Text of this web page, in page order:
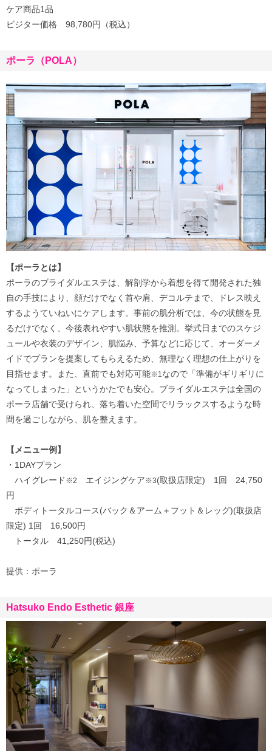
ケア商品1品
ビジター価格 98,780円（税込）
ポーラ（POLA）
【ポーラとは】
ポーラのブライダルエステは、解剖学から着想を得て開発された独
自の手技により、顔だけでなく首や肩、デコルテまで、ドレス映え
するようていねいにケアします。事前の肌分析では、今の状態を見
るだけでなく、今後表れやすい肌状態を推測。挙式日までのスケジ
ュールや衣装のデザイン、肌悩み、予算などに応じて、オーダーメ
イドでプランを提案してもらえるため、無理なく理想の仕上がりを
目指せます。また、直前でも対応可能※1 なので「準備がギリギリに
なってしまった」というかたでも安心。ブライダルエステは全国の
ポーラ店舗で受けられ、落ち着いた空間でリラックスするような時
間を過ごしながら、肌を整えます。
【メニュー例】
・1DAYプラン
ハイグレード ※2 エイジングケア※3(取扱店限定) 1回 24,750
円
ボディトータルコース(バック＆アーム＋フット＆レッグ)(取扱店
限定) 1回 16,500円
トータル 41,250円(税込)
提供：ポーラ
Hatsuko Endo Esthetic 銀座